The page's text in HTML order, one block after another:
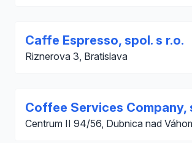
Caffe Espresso, spol. s r.o.
Riznerova 3, Bratislava
Coffee Services Company,
Centrum II 94/56, Dubnica nad